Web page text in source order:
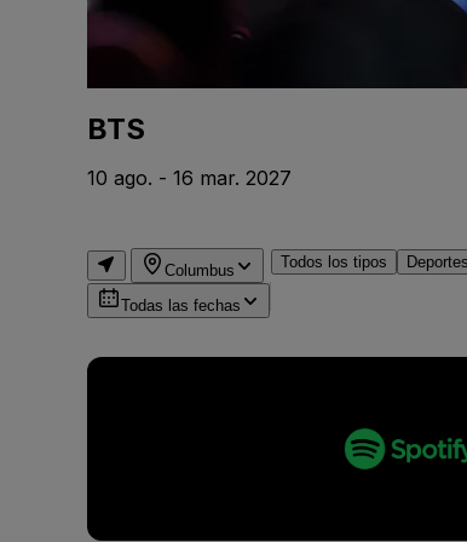
BTS
10 ago. - 16 mar. 2027
Columbus
Todas las fechas
Todos los tipos Deportes